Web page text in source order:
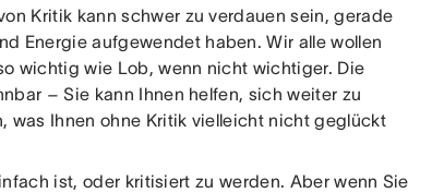
Kritik kann schwer zu verdauen sein, gerade
Energie aufgewendet haben. Wir alle wollen
wichtig wie Lob, wenn nicht wichtiger. Die
– Sie kann Ihnen helfen, sich weiter zu
was Ihnen ohne Kritik vielleicht nicht geglückt
ist, oder kritisiert zu werden. Aber wenn Sie